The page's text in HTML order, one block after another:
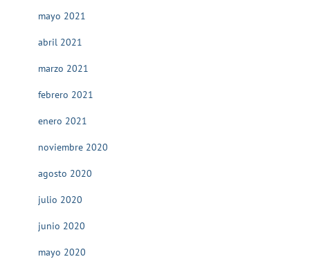
mayo 2021
abril 2021
marzo 2021
febrero 2021
enero 2021
noviembre 2020
agosto 2020
julio 2020
junio 2020
mayo 2020